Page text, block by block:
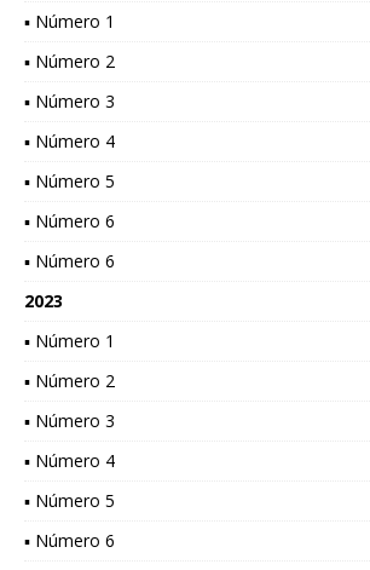
▪ Número 1
▪ Número 2
▪ Número 3
▪ Número 4
▪ Número 5
▪ Número 6
▪ Número 6
2023
▪ Número 1
▪ Número 2
▪ Número 3
▪ Número 4
▪ Número 5
▪ Número 6